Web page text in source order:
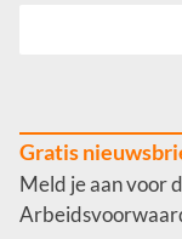
Gratis
Meld je aan voor